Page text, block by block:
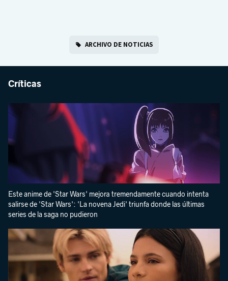
ARCHIVO DE NOTICIAS
Críticas
Este anime de 'Star Wars' mejora tremendamente cuando intenta
salirse de 'Star Wars': 'La novena Jedi' triunfa donde las últimas
series de la saga no pudieron